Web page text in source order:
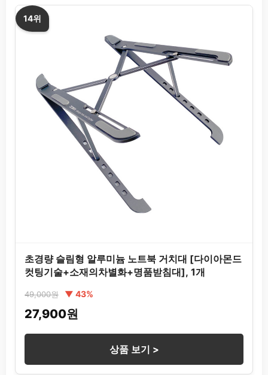
14위
초경량 슬림형 알루미늄 노트북 거치대 [다이아몬드
컷팅기술+소재의차별화+명품받침대], 1개
49,000원 ▼ 43%
27,900원
상품 보기 >